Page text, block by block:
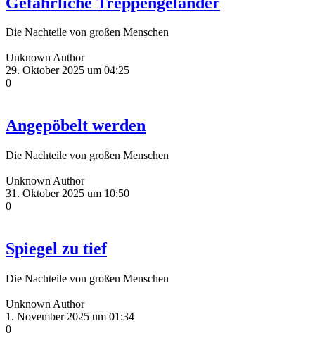
Die Nachteile von großen Menschen
Unknown Author
29. Oktober 2025 um 04:25
0
Angepöbelt werden
Die Nachteile von großen Menschen
Unknown Author
31. Oktober 2025 um 10:50
0
Spiegel zu tief
Die Nachteile von großen Menschen
Unknown Author
1. November 2025 um 01:34
0